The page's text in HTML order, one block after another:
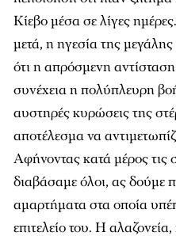
Κίεβο μέσα σε λίγες
μετά, η ηγεσία της
ότι η απρόσμενη
συνέχεια η πολύπλευρη
αυστηρές κυρώσεις της
αποτέλεσμα να
Αφήνοντας κατά μέρος τις
διαβάσαμε όλοι, ας δούμε
αμαρτήματα στα οποία
επιτελείο του. Η